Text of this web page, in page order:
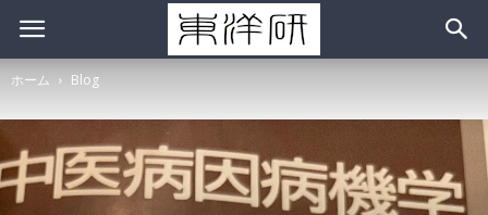
ホーム Blog